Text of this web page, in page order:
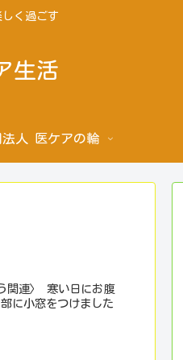
く過ごす
生活
法人 医ケアの輪
関連〉 寒い日にお腹
に小窓をつけました